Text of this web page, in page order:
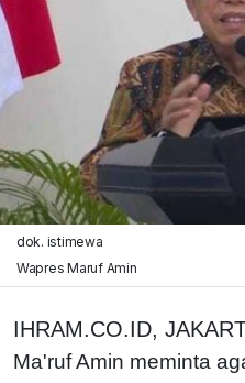
dok. istimewa
Wapres Maruf Amin
IHRAM.CO.ID,
Ma'ruf Amin meminta